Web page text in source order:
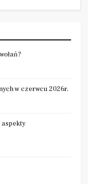
w czerwcu 2026r.